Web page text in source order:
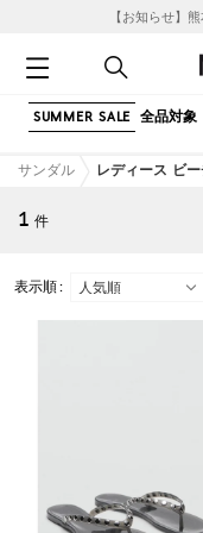
【お知らせ】
SUMMER SALE 全品対象
サンダル レディース ビ
1 件
表示順 :